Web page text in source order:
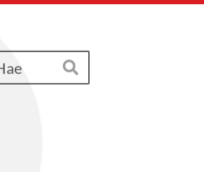
Hae